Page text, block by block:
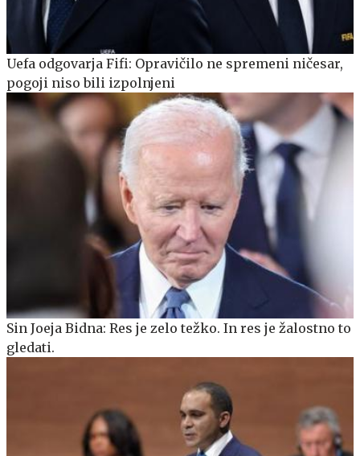
Uefa odgovarja Fifi: Opravičilo ne spremeni ničesar,
pogoji niso bili izpolnjeni
Sin Joeja Bidna: Res je zelo težko. In res je žalostno to
gledati.